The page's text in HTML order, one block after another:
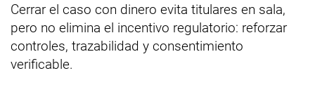
Cerrar el caso con dinero evita titulares en sala,
pero no elimina el incentivo regulatorio: reforzar
controles, trazabilidad y consentimiento
verificable.